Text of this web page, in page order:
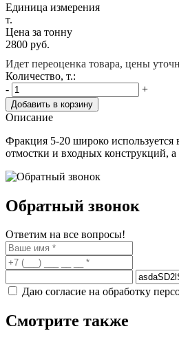
Единица измерения
т.
Цена за тонну
2800 руб.
Идет переоценка товара, цены
Количество, т.:
-
+
Добавить в корзину
Описание
Фракция 5-20 широко
отмостки и входных конструкций,
Обратный звонок
Ответим на все вопросы!
Даю согласие на обработку
Смотрите также